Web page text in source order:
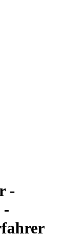
-
-